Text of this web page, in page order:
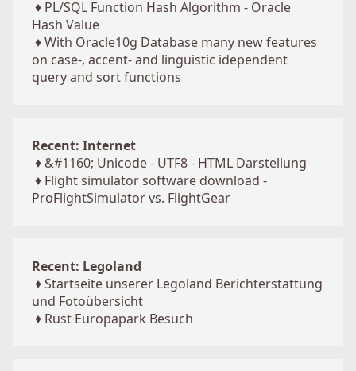
♦ PL/SQL Function Hash Algorithm - Oracle
Hash Value
♦With Oracle10g Database many new features
on case-, accent- and linguistic idependent
query and sort functions
Recent: Internet
♦ &#1160; Unicode - UTF8 - HTML Darstellung
♦ Flight simulator software download -
ProFlightSimulator vs. FlightGear
Recent: Legoland
♦Startseite unserer Legoland Berichterstattung
und Fotoübersicht
♦ Rust Europapark Besuch